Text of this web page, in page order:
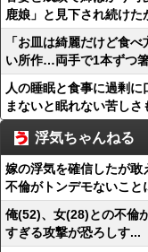
鹿娘」と見下され続けた
「お皿は綺麗だけど食
い所作…両手で1本ずつ
人の睡眠と食事に過剰
まないと眠れない苦しさ
浮気ちゃんねる
嫁の浮気を確信したが
不倫がトンデモないこと
俺(52)、女(28)との不倫
すぎる攻撃が恐ろしす...